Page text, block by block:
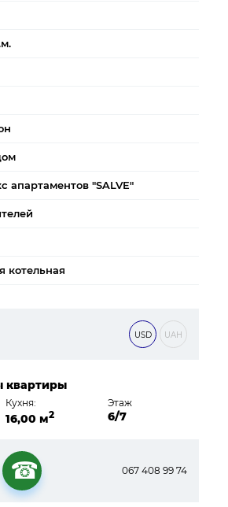
апартаментов "SALVE"
котельная
USD UAH
квартиры
Кухня:
16,00 м2
Этаж
6/7
☎
067 408 99 74